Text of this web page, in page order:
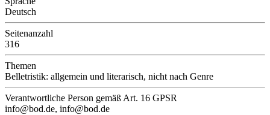
Deutsch
Seitenanzahl
316
Themen
Belletristik: allgemein und literarisch, nicht nach Genre
Verantwortliche Person gemäß Art. 16 GPSR
info@bod.de, info@bod.de